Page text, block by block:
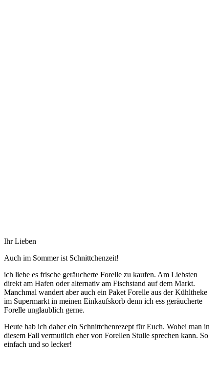
Ihr Lieben
Auch im Sommer ist Schnittchenzeit!
ich liebe es frische geräucherte Forelle zu kaufen. Am Liebsten
direkt am Hafen oder alternativ am Fischstand auf dem Markt.
Manchmal wandert aber auch ein Paket Forelle aus der Kühltheke
im Supermarkt in meinen Einkaufskorb denn ich ess geräucherte
Forelle unglaublich gerne.
Heute hab ich daher ein Schnittchenrezept für Euch. Wobei man in
diesem Fall vermutlich eher von Forellen Stulle sprechen kann. So
einfach und so lecker!